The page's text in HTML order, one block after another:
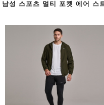
남성 스포츠 멀티 포켓 에어